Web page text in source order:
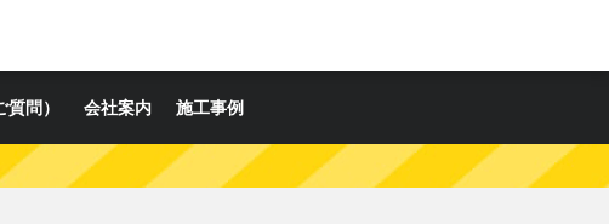
問） 会社案内 施工事例